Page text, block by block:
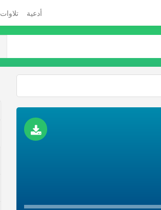
أدعية تلاوات